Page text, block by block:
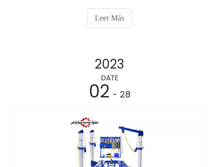
corrección de la carrocería se refiere al proceso de
reparación de las piezas dañadas por accidente o
Leer Más
2023
DATE
02 - 28